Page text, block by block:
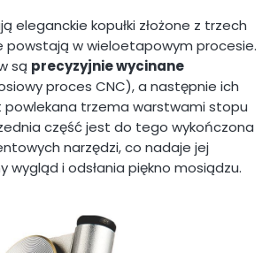
eleganckie kopułki złożone z trzech
powstają w wieloetapowym procesie.
są precyzyjnie wycinane
proces CNC), a następnie ich
powlekana trzema warstwami stopu
część jest do tego wykończona
narzędzi, co nadaje jej
wygląd i odsłania piękno mosiądzu.